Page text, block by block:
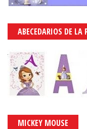
ABECEDARIOS DE LA
MICKEY MOUSE